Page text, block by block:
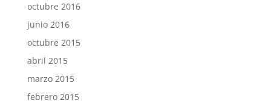
octubre 2016
junio 2016
octubre 2015
abril 2015
marzo 2015
febrero 2015